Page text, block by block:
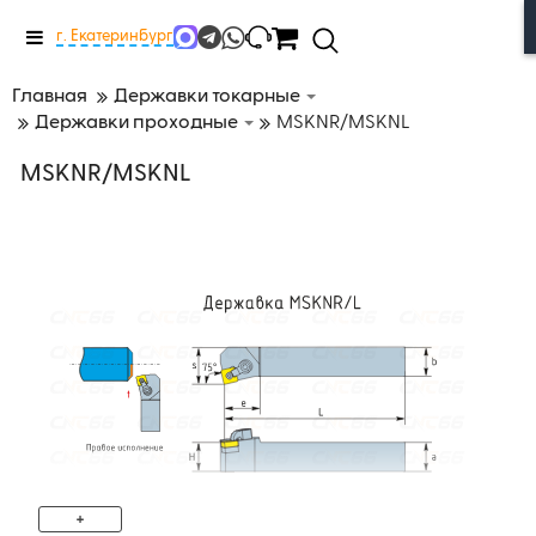
Меню
г. Екатеринбург
Главная
Державки токарные
Державки проходные
MSKNR/MSKNL
MSKNR/MSKNL
+